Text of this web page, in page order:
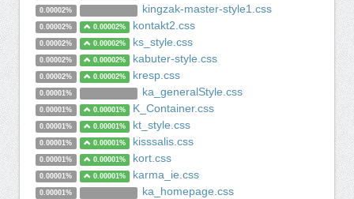
0.00002% kingzak-master-style1.css
0.00002% 0.00002% kontakt2.css
0.00002% 0.00002% ks_style.css
0.00002% 0.00002% kabuter-style.css
0.00002% 0.00002% kresp.css
0.00001% ka_generalStyle.css
0.00001% 0.00001% K_Container.css
0.00001% 0.00001% kt_style.css
0.00001% 0.00001% kisssalis.css
0.00001% 0.00001% kort.css
0.00001% 0.00001% karma_ie.css
0.00001% ka_homepage.css